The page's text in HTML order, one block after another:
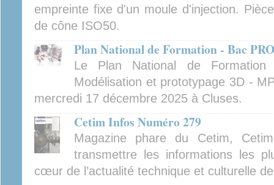
empreinte fixe d'un moule d'injection.
de cône ISO50.
Plan National de Formation - Bac
Le Plan National de
Modélisation et prototypage 3D -
mercredi 17 décembre 2025 à Cluses.
Cetim Infos Numéro 279
Magazine phare du Cetim,
transmettre les informations les
cœur de l’actualité technique et culturelle